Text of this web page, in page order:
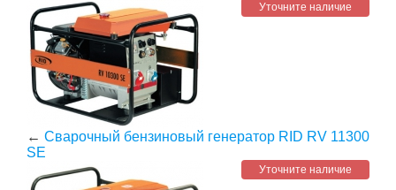
Уточните наличие
← Сварочный бензиновый генератор RID RV 11300
SE
Уточните наличие